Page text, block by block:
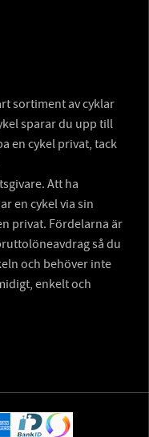
sortiment av cyklar
sparar du upp till
en cykel privat, tack
Att ha
en cykel via sin
privat. Fördelarna är
så du
och behöver inte
enkelt och